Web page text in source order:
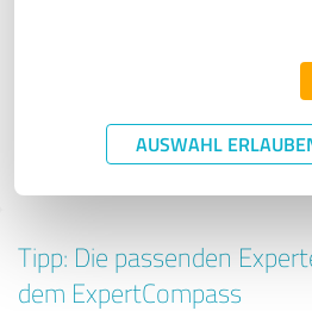
AUSWAHL
5.00 von 5
Tipp: Die passenden
dem ExpertCompass